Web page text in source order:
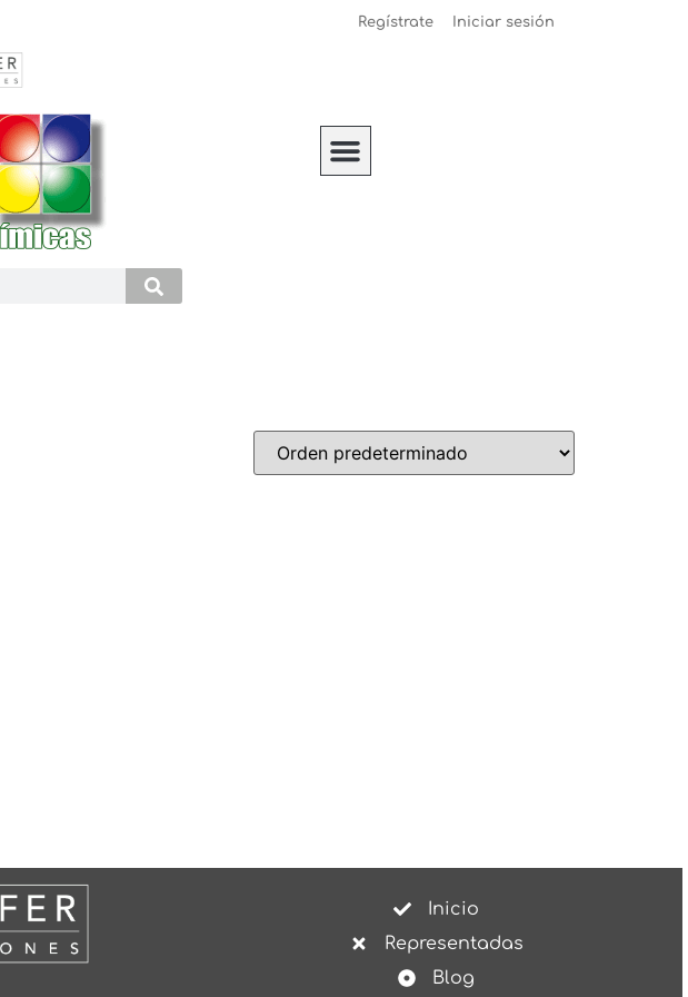
Regístrate Iniciar sesión
Inicio
Representadas
Blog